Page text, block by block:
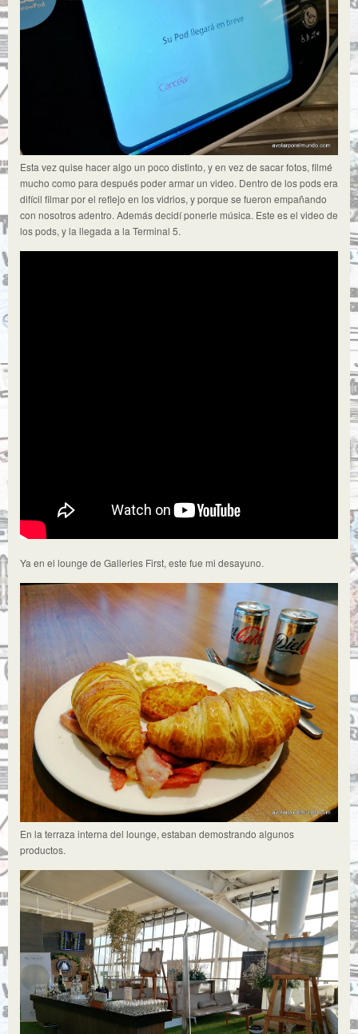
Esta vez quise hacer algo un poco distinto, y en vez de sacar fotos, filmé
mucho como para después poder armar un video. Dentro de los pods era
difícil filmar por el reflejo en los vidrios, y porque se fueron empañando
con nosotros adentro. Además decidí ponerle música. Este es el video de
los pods, y la llegada a la Terminal 5.
Ya en el lounge de Galleries First, este fue mi desayuno.
En la terraza interna del lounge, estaban demostrando algunos
productos.